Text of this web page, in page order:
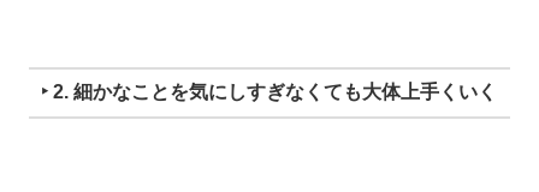
‣ 2. 細かなことを気にしすぎなくても大体上手くいく